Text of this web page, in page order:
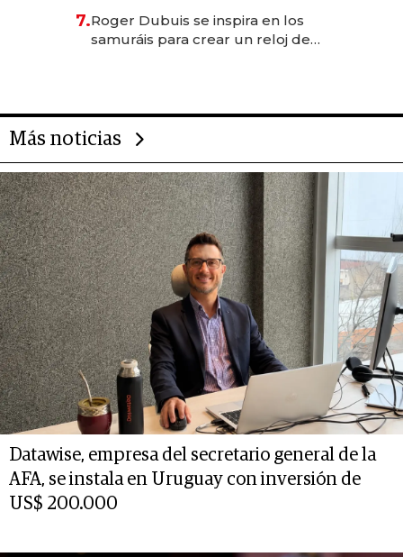
rol de la IA
7.Roger Dubuis se inspira en los
samuráis para crear un reloj de
Más noticias
Datawise, empresa del secretario general de la
AFA, se instala en Uruguay con inversión de
US$ 200.000